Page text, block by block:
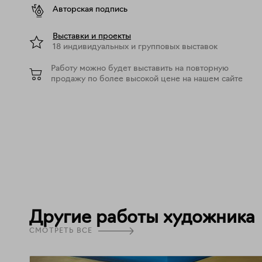
Авторская подпись
Выставки и проекты
18 индивидуальных и групповых выставок
Работу можно будет выставить на повторную
продажу по более высокой цене на нашем сайте
Другие работы художника
СМОТРЕТЬ ВСЕ